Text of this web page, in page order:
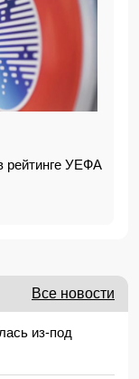
рейтинге УЕФА
Все новости
из-под